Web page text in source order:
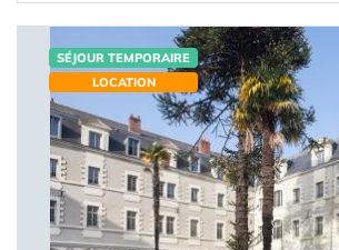
SÉJOUR TEMPORAIRE
LOCATION